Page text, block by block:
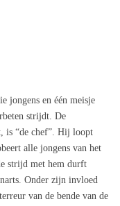
jongens en één meisje
strijdt. De
is “de chef”. Hij loopt
alle jongens van het
strijd met hem durft
Onder zijn invloed
van de bende van de